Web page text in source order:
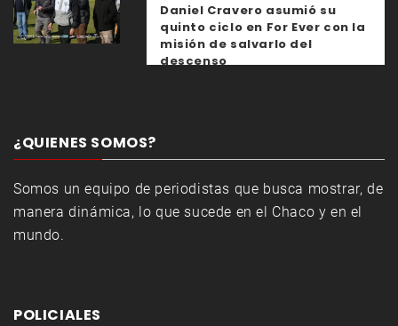
Daniel Cravero asumió su
quinto ciclo en For Ever con la
misión de salvarlo del
descenso
¿QUIENES SOMOS?
Somos un equipo de periodistas que busca mostrar, de
manera dinámica, lo que sucede en el Chaco y en el
mundo.
POLICIALES